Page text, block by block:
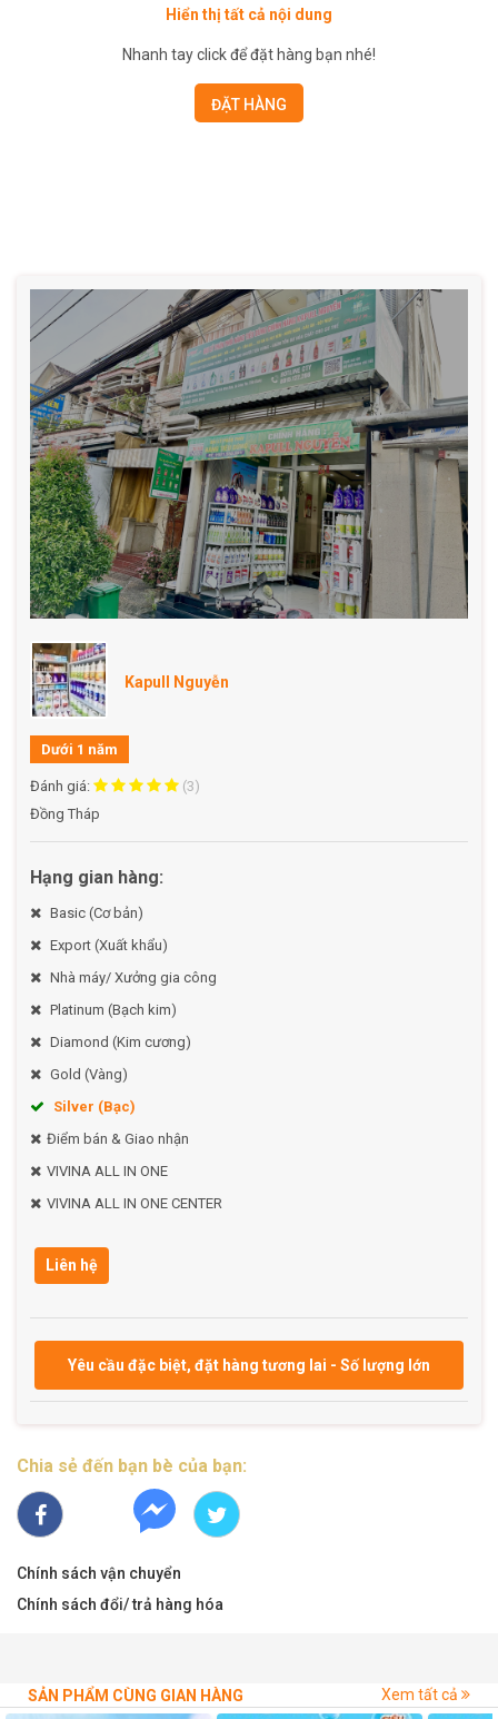
Hiển thị tất cả nội dung
Nhanh tay click để đặt hàng bạn nhé!
ĐẶT HÀNG
Kapull Nguyễn
Dưới 1 năm
Đánh giá:
(3)
Đồng Tháp
Hạng gian hàng:
Basic (Cơ bản)
Export (Xuất khẩu)
Nhà máy/ Xưởng gia công
Platinum (Bạch kim)
Diamond (Kim cương)
Gold (Vàng)
Silver (Bạc)
Điểm bán & Giao nhận
VIVINA ALL IN ONE
VIVINA ALL IN ONE CENTER
Liên hệ
Yêu cầu đặc biệt, đặt hàng tương lai - Số lượng lớn
Chia sẻ đến bạn bè của bạn:
Chính sách vận chuyển
Chính sách đổi/ trả hàng hóa
SẢN PHẨM CÙNG GIAN HÀNG Xem tất cả